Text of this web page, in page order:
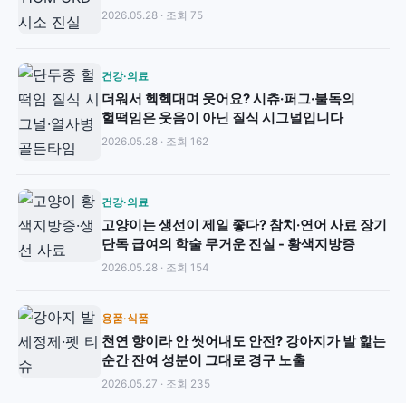
잔혹한 시소
2026.05.28 · 조회 75
건강·의료
더워서 헥헥대며 웃어요? 시츄·퍼그·불독의
헐떡임은 웃음이 아닌 질식 시그널입니다
2026.05.28 · 조회 162
건강·의료
고양이는 생선이 제일 좋다? 참치·연어 사료 장기
단독 급여의 학술 무거운 진실 - 황색지방증
2026.05.28 · 조회 154
용품·식품
천연 향이라 안 씻어내도 안전? 강아지가 발 핥는
순간 잔여 성분이 그대로 경구 노출
2026.05.27 · 조회 235